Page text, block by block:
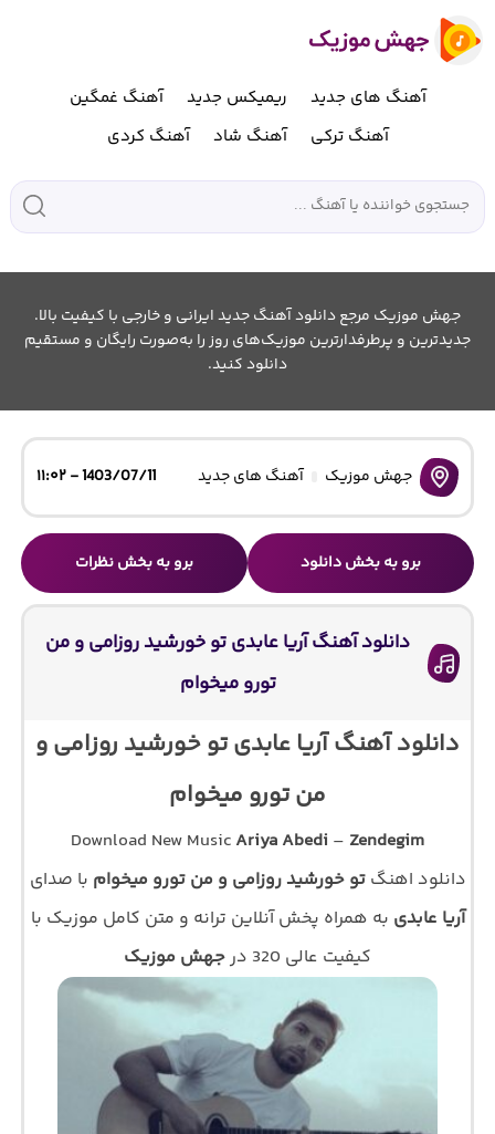
آهنگ های جدید ریمیکس جدید
آهنگ غمگین
آهنگ ترکی
آهنگ شاد آهنگ کردی
جهش موزیک مرجع دانلود آهنگ جدید ایرانی و خارجی با کیفیت بالا.
جدیدترین و پرطرفدارترین موزیک‌های روز را به‌صورت رایگان و مستقیم
دانلود کنید.
جهش موزیک آهنگ های جدید 1403/07/11 - ۱۱:۰۲
برو به بخش دانلود برو به بخش نظرات
دانلود آهنگ آریا عابدی تو خورشید روزامی و من
تورو میخوام
دانلود آهنگ آریا عابدی تو خورشید روزامی و
من تورو میخوام
Download New Music Ariya Abedi – Zendegim
دانلود اهنگتو خورشید روزامی و من تورو میخوام با صدای
آریا عابدی به همراه پخش آنلاین ترانه و متن کامل موزیک با
کیفیت عالی 320 در
جهش موزیک